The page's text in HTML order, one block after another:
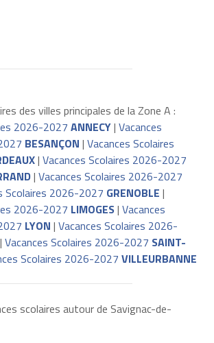
des villes principales de la Zone A :
2026-2027 ANNECY| Vacances
BESANÇON | Vacances Scolaires
| Vacances Scolaires 2026-2027
| Vacances Scolaires 2026-2027
Scolaires 2026-2027 GRENOBLE |
2026-2027 LIMOGES| Vacances
LYON | Vacances Scolaires 2026-
Vacances Scolaires 2026-2027 SAINT-
Scolaires 2026-2027 VILLEURBANNE
scolaires autour de Savignac-de-